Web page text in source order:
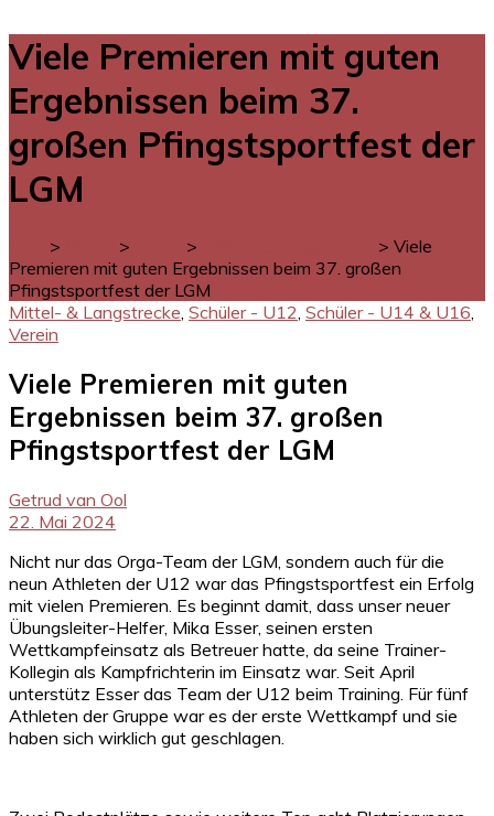
Viele Premieren mit guten
Ergebnissen beim 37.
großen Pfingstsportfest der
LGM
> > > > Viele
Premieren mit guten Ergebnissen beim 37. großen
Pfingstsportfest der LGM
Mittel- & Langstrecke Schüler - U12 Schüler - U14 & U16
Verein
Viele Premieren mit guten
Ergebnissen beim 37. großen
Pfingstsportfest der LGM
Getrud van Ool
22. Mai 2024
Nicht nur das Orga-Team der LGM, sondern auch für die
neun Athleten der U12 war das Pfingstsportfest ein Erfolg
mit vielen Premieren. Es beginnt damit, dass unser neuer
Übungsleiter-Helfer, Mika Esser, seinen ersten
Wettkampfeinsatz als Betreuer hatte, da seine Trainer-
Kollegin als Kampfrichterin im Einsatz war. Seit April
unterstütz Esser das Team der U12 beim Training. Für fünf
Athleten der Gruppe war es der erste Wettkampf und sie
haben sich wirklich gut geschlagen.